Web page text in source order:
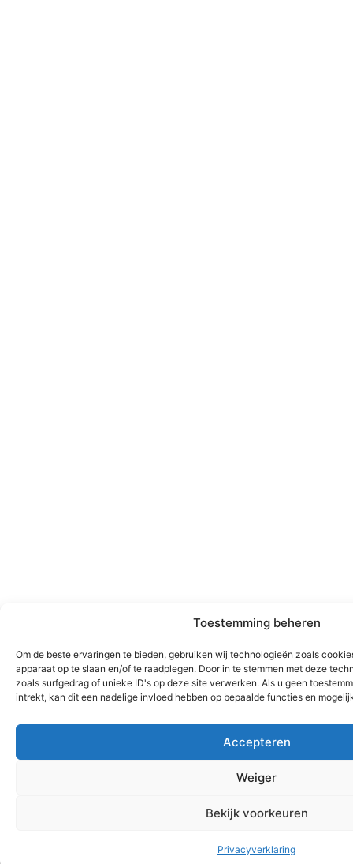
Toestemming beheren
Om de beste ervaringen te bieden, gebruiken wij technologieën zoals
apparaat op te slaan en/of te raadplegen. Door in te stemmen met deze
zoals surfgedrag of unieke ID's op deze site verwerken. Als u geen
intrekt, kan dit een nadelige invloed hebben op bepaalde functies en
Accepteren
Weiger
Bekijk voorkeuren
Privacyverklaring